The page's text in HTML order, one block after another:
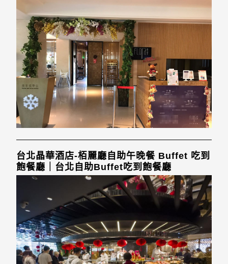
台北晶華酒店-栢麗廳自助午晚餐 Buffet 吃到
飽餐廳｜台北自助Buffet吃到飽餐廳